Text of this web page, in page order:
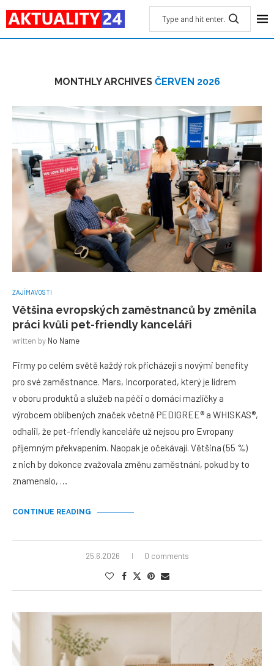
MONTHLY ARCHIVES ČERVEN 2026
ZAJÍMAVOSTI
Většina evropských zaměstnanců by změnila
práci kvůli pet-friendly kanceláři
written by No Name
Firmy po celém světě každý rok přicházejí s novými benefity
pro své zaměstnance. Mars, Incorporated, který je lídrem
v oboru produktů a služeb na péči o domácí mazlíčky a
výrobcem oblíbených značek včetně PEDIGREE® a WHISKAS®,
odhalil, že pet-friendly kanceláře už nejsou pro Evropany
příjemným překvapením. Naopak je očekávají. Většina (55 %)
z nich by dokonce zvažovala změnu zaměstnání, pokud by to
znamenalo, …
CONTINUE READING
25.6.2026 0 comments